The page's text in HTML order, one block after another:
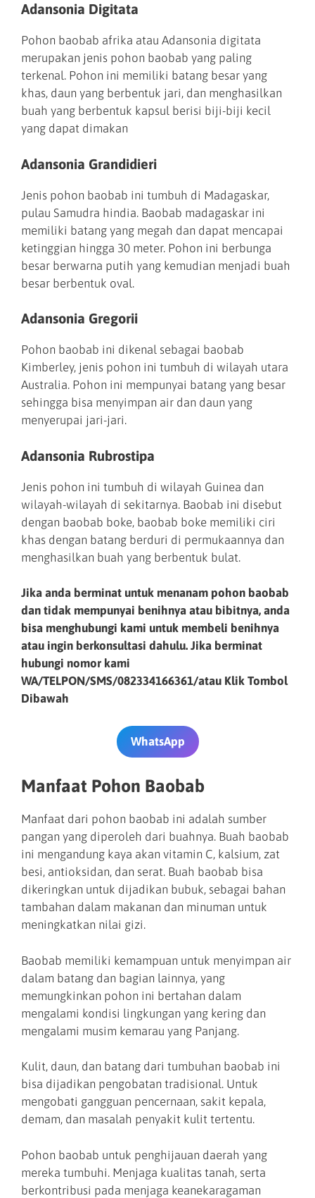
Adansonia Digitata
Pohon baobab afrika atau Adansonia digitata
merupakan jenis pohon baobab yang paling
terkenal. Pohon ini memiliki batang besar yang
khas, daun yang berbentuk jari, dan menghasilkan
buah yang berbentuk kapsul berisi biji-biji kecil
yang dapat dimakan
Adansonia Grandidieri
Jenis pohon baobab ini tumbuh di Madagaskar,
pulau Samudra hindia. Baobab madagaskar ini
memiliki batang yang megah dan dapat mencapai
ketinggian hingga 30 meter. Pohon ini berbunga
besar berwarna putih yang kemudian menjadi buah
besar berbentuk oval.
Adansonia Gregorii
Pohon baobab ini dikenal sebagai baobab
Kimberley, jenis pohon ini tumbuh di wilayah utara
Australia. Pohon ini mempunyai batang yang besar
sehingga bisa menyimpan air dan daun yang
menyerupai jari-jari.
Adansonia Rubrostipa
Jenis pohon ini tumbuh di wilayah Guinea dan
wilayah-wilayah di sekitarnya. Baobab ini disebut
dengan baobab boke, baobab boke memiliki ciri
khas dengan batang berduri di permukaannya dan
menghasilkan buah yang berbentuk bulat.
Jika anda berminat untuk menanam pohon baobab
dan tidak mempunyai benihnya atau bibitnya, anda
bisa menghubungi kami untuk membeli benihnya
atau ingin berkonsultasi dahulu. Jika berminat
hubungi nomor kami
WA/TELPON/SMS/082334166361/atau Klik Tombol
Dibawah
WhatsApp
Manfaat Pohon Baobab
Manfaat dari pohon baobab ini adalah sumber
pangan yang diperoleh dari buahnya. Buah baobab
ini mengandung kaya akan vitamin C, kalsium, zat
besi, antioksidan, dan serat. Buah baobab bisa
dikeringkan untuk dijadikan bubuk, sebagai bahan
tambahan dalam makanan dan minuman untuk
meningkatkan nilai gizi.
Baobab memiliki kemampuan untuk menyimpan air
dalam batang dan bagian lainnya, yang
memungkinkan pohon ini bertahan dalam
mengalami kondisi lingkungan yang kering dan
mengalami musim kemarau yang Panjang.
Kulit, daun, dan batang dari tumbuhan baobab ini
bisa dijadikan pengobatan tradisional. Untuk
mengobati gangguan pencernaan, sakit kepala,
demam, dan masalah penyakit kulit tertentu.
Pohon baobab untuk penghijauan daerah yang
mereka tumbuhi. Menjaga kualitas tanah, serta
berkontribusi pada menjaga keanekaragaman